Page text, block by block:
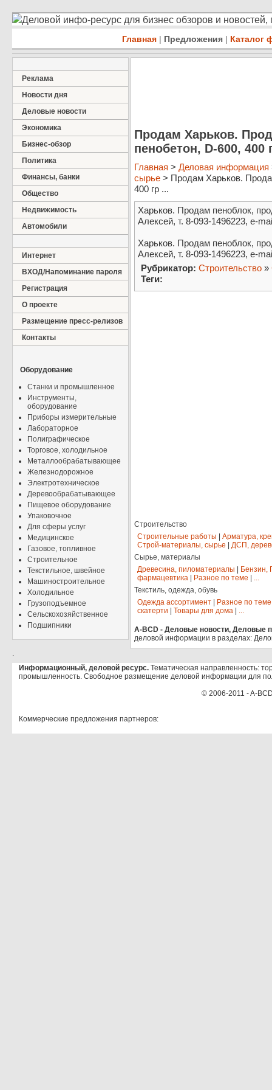
Деловой инфо-ресурс для бизнес обзоров и
Главная | Предложения | Каталог
Реклама
Новости дня
Деловые новости
Экономика
Бизнес-обзор
Политика
Финансы, банки
Общество
Недвижимость
Автомобили
Интернет
ВХОД/Напоминание пароля
Регистрация
О проекте
Размещение пресс-релизов
Контакты
Оборудование
Станки и промышленное
Инструменты,
оборудование
Приборы измерительные
Лабораторное
Полиграфическое
Торговое, холодильное
Металлообрабатывающее
Железнодорожное
Электротехническое
Деревообрабатывающее
Пищевое оборудование
Упаковочное
Для сферы услуг
Медицинское
Газовое, топливное
Строительное
Текстильное, швейное
Машиностроительное
Холодильное
Грузоподъемное
Сельскохозяйственное
Подшипники
Продам Харьков.
пенобетон, D-600, 400
Главная > Деловая информация
сырье > Продам Харьков.
400 гр ...
Харьков. Продам пеноблок,
Алексей, т. 8-093-1496223, e-
Харьков. Продам пеноблок,
Алексей, т. 8-093-1496223, e-
Рубрикатор: Строительство »
Теги:
Строительство
Строительные работы
Арматура,
Строй-материалы, сырье
ДСП,
Сырье, материалы
Древесина, пиломатериалы
Бензин,
фармацевтика
Разное по теме
...
Текстиль, одежда, обувь
Одежда ассортимент
Разное по теме
скатерти
Товары для дома ...
A-BCD - Деловые новости, Деловые
деловой информации в разделах:
.
Информационный, деловой ресурс. Тематическая направленность:
промышленность. Свободное размещение деловой информации для
© 2006-2011 - A-
Коммерческие предложения партнеров: